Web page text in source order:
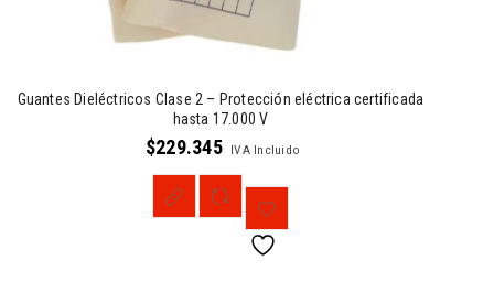
Guantes Dieléctricos Clase 2 – Protección eléctrica certificada
hasta 17.000 V
$229.345 IVA Incluido